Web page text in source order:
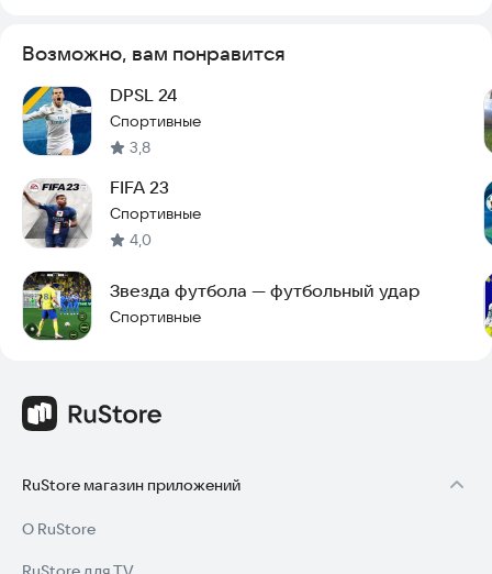
Возможно, вам понравится
DPSL 24
Спортивные
3,8
FIFA 23
Спортивные
4,0
Звезда футбола — футбольный удар
Спортивные
RuStore магазин приложений
О RuStore